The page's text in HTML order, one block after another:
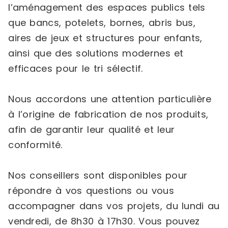
l’aménagement des espaces publics tels
que bancs, potelets, bornes, abris bus,
aires de jeux et structures pour enfants,
ainsi que des solutions modernes et
efficaces pour le tri sélectif.
Nous accordons une attention particulière
à l’origine de fabrication de nos produits,
afin de garantir leur qualité et leur
conformité.
Nos conseillers sont disponibles pour
répondre à vos questions ou vous
accompagner dans vos projets, du lundi au
vendredi, de 8h30 à 17h30. Vous pouvez